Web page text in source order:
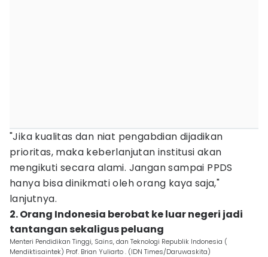
‎"Jika kualitas dan niat pengabdian dijadikan
prioritas, maka keberlanjutan institusi akan
mengikuti secara alami. Jangan sampai PPDS
hanya bisa dinikmati oleh orang kaya saja,"
lanjutnya.
2. Orang Indonesia berobat ke luar negeri jadi
tantangan sekaligus peluang
Menteri Pendidikan Tinggi, Sains, dan Teknologi Republik Indonesia (
Mendiktisaintek) Prof. Brian Yuliarto . (IDN Times/Daruwaskita)